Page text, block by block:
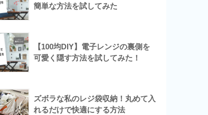
簡単な方法を試してみた
【100均DIY】電子レンジの裏側を
可愛く隠す方法を試してみた！
ズボラな私のレジ袋収納！丸めて入
れるだけで快適にする方法